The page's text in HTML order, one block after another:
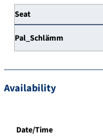
Seat
Pal_Schlämm
Availability
Date/Time